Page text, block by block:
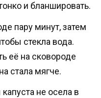
и бланшировать.
пару минут, затем
стекла вода.
её на сковороде
стала мягче.
не осела в